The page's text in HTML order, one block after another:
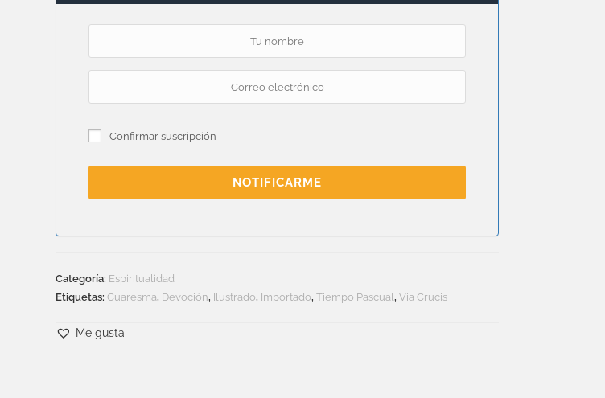
Confirmar suscripción
NOTIFICARME
Categoría: Espiritualidad
Etiquetas:Cuaresma, Devoción, Ilustrado, Importado,Tiempo Pascual,Via Crucis
Me gusta